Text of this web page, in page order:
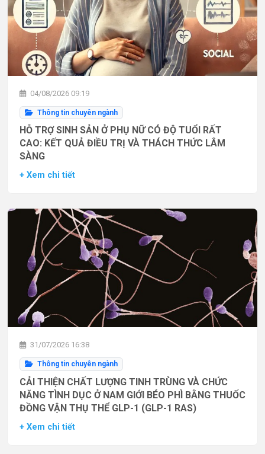
04/08/2026 09:19
Thông tin chuyên ngành
HỖ TRỢ SINH SẢN Ở PHỤ NỮ CÓ ĐỘ TUỔI RẤT
CAO: KẾT QUẢ ĐIỀU TRỊ VÀ THÁCH THỨC LÂM
SÀNG
+ Xem chi tiết
31/07/2026 16:38
Thông tin chuyên ngành
CẢI THIỆN CHẤT LƯỢNG TINH TRÙNG VÀ CHỨC
NĂNG TÌNH DỤC Ở NAM GIỚI BÉO PHÌ BẰNG THUỐC
ĐỒNG VẬN THỤ THỂ GLP-1 (GLP-1 RAS)
+ Xem chi tiết